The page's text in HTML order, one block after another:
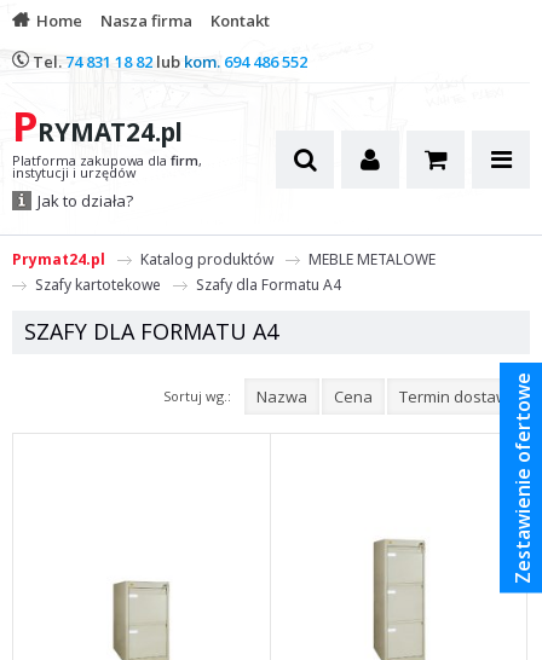
Zestawienie ofertowe
Home Nasza firma
Kontakt
Tel. 74 831 18 82 lub kom. 694 486 552
PRYMAT24.pl
Platforma zakupowa dla firm,
instytucji i urzędów
Jak to działa?
Prymat24.pl Katalog produktów
MEBLE METALOWE
Szafy kartotekowe
Szafy dla Formatu A4
SZAFY DLA FORMATU A4
Sortuj wg.: Nazwa Cena Termin dostawy